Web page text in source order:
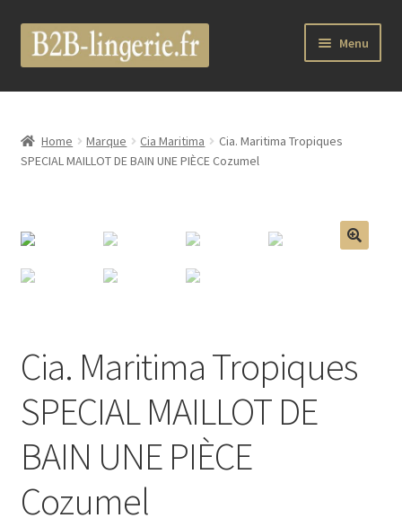
Aller
Aller
au
Menu
B2B Lingerie Site Officiel
Wholesale Registration Page
Boutique
Marques
Femme
Homme
Maillot de bain Femme
Home Marque Cia Maritima
Cia. Maritima Tropiques
SPECIAL MAILLOT DE BAIN UNE PIÈCE Cozumel
Cia. Maritima Tropiques
SPECIAL MAILLOT DE
BAIN UNE PIÈCE
Cozumel